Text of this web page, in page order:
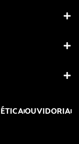
OUVIDORIA